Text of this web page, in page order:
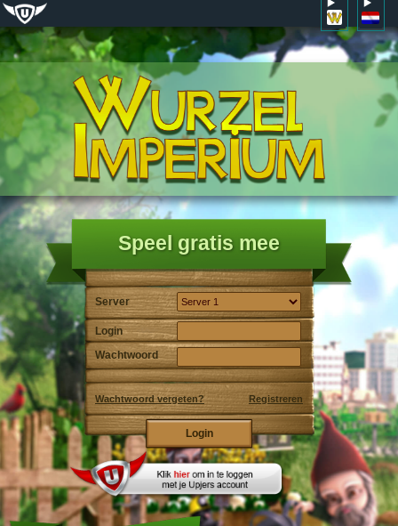
Speel gratis mee
Server
Login
Wachtwoord
Wachtwoord vergeten? Registreren